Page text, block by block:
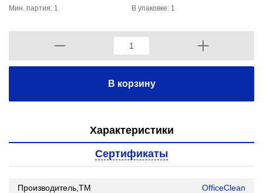
Мин. партия: 1 В упаковке: 1
В корзину
Характеристики
Сертификаты
Производитель,ТМ OfficeClean